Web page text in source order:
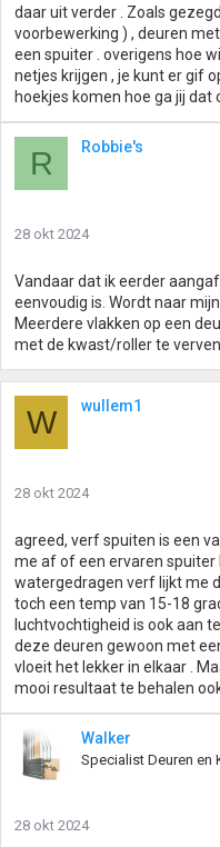
daar uit verder . Zoals
voorbewerking ) , deuren
een spuiter . overigens hoe
netjes krijgen , je kunt er gif
hoekjes komen hoe ga jij dat
R Robbie's
28 okt 2024
Vandaar dat ik eerder
eenvoudig is. Wordt naar
Meerdere vlakken op een
met de kwast/roller te verven.
W wullem1
28 okt 2024
agreed, verf spuiten is een
me af of een ervaren
watergedragen verf lijkt me
toch een temp van 15-18
luchtvochtigheid is ook aan
deze deuren gewoon met
vloeit het lekker in elkaar .
mooi resultaat te behalen
Walker
Specialist Deuren en
28 okt 2024